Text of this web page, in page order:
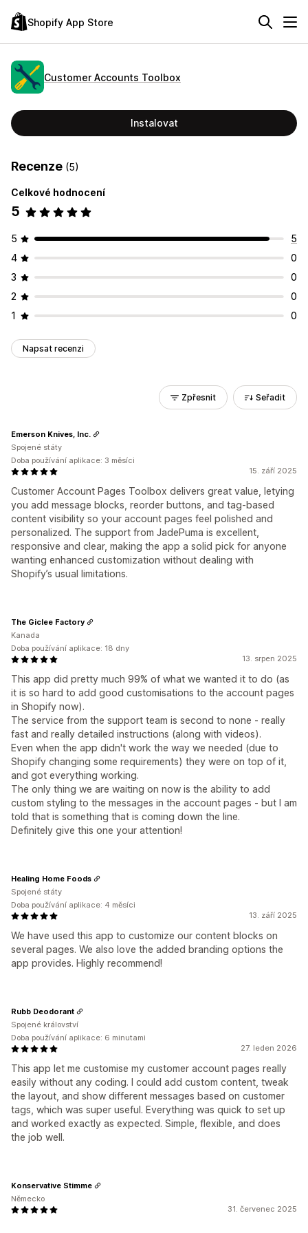
Shopify App Store
Customer Accounts Toolbox
Instalovat
Recenze (5)
Celkové hodnocení
5
5
5
4
0
3
0
2
0
1
0
Napsat recenzi
Zpřesnit Seřadit
15. září 2025
Customer Account Pages Toolbox delivers great value, letying
you add message blocks, reorder buttons, and tag-based
content visibility so your account pages feel polished and
personalized. The support from JadePuma is excellent,
responsive and clear, making the app a solid pick for anyone
wanting enhanced customization without dealing with
Shopify’s usual limitations.
Emerson Knives, Inc.
Spojené státy
Doba používání aplikace: 3 měsíci
13. srpen 2025
This app did pretty much 99% of what we wanted it to do (as
it is so hard to add good customisations to the account pages
in Shopify now).
The service from the support team is second to none - really
fast and really detailed instructions (along with videos).
Even when the app didn't work the way we needed (due to
Shopify changing some requirements) they were on top of it,
and got everything working.
The only thing we are waiting on now is the ability to add
custom styling to the messages in the account pages - but I am
told that is something that is coming down the line.
Definitely give this one your attention!
The Giclee Factory
Kanada
Doba používání aplikace: 18 dny
13. září 2025
We have used this app to customize our content blocks on
several pages. We also love the added branding options the
app provides. Highly recommend!
Healing Home Foods
Spojené státy
Doba používání aplikace: 4 měsíci
27. leden 2026
This app let me customise my customer account pages really
easily without any coding. I could add custom content, tweak
the layout, and show different messages based on customer
tags, which was super useful. Everything was quick to set up
and worked exactly as expected. Simple, flexible, and does
the job well.
Rubb Deodorant
Spojené království
Doba používání aplikace: 6 minutami
31. červenec 2025
Konservative Stimme
Německo